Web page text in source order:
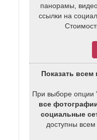
панорамы,
ссылки на
Показать всем
При выборе опции
все
социальные
доступны всем